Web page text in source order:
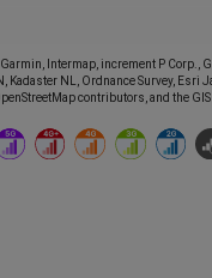
Intermap, increment P Corp.,
Kadaster NL, Ordnance Survey, Esri
contributors, and the